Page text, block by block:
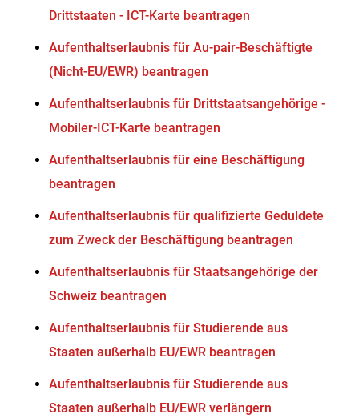
Drittstaaten - ICT-Karte beantragen
Aufenthaltserlaubnis für Au-pair-Beschäftigte
(Nicht-EU/EWR) beantragen
Aufenthaltserlaubnis für Drittstaatsangehörige -
Mobiler-ICT-Karte beantragen
Aufenthaltserlaubnis für eine Beschäftigung
beantragen
Aufenthaltserlaubnis für qualifizierte Geduldete
zum Zweck der Beschäftigung beantragen
Aufenthaltserlaubnis für Staatsangehörige der
Schweiz beantragen
Aufenthaltserlaubnis für Studierende aus
Staaten außerhalb EU/EWR beantragen
Aufenthaltserlaubnis für Studierende aus
Staaten außerhalb EU/EWR verlängern